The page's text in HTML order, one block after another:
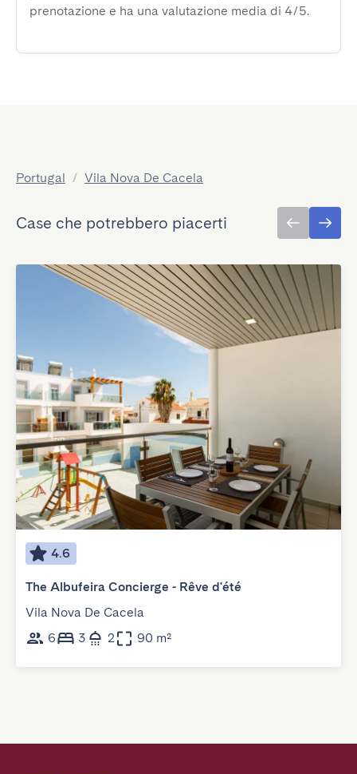
prenotazione e ha una valutazione media di 4/5.
Portugal / Vila Nova De Cacela
Case che potrebbero piacerti
4.6
The Albufeira Concierge - Rêve d'été
Vila Nova De Cacela
6
3 2 90 m²